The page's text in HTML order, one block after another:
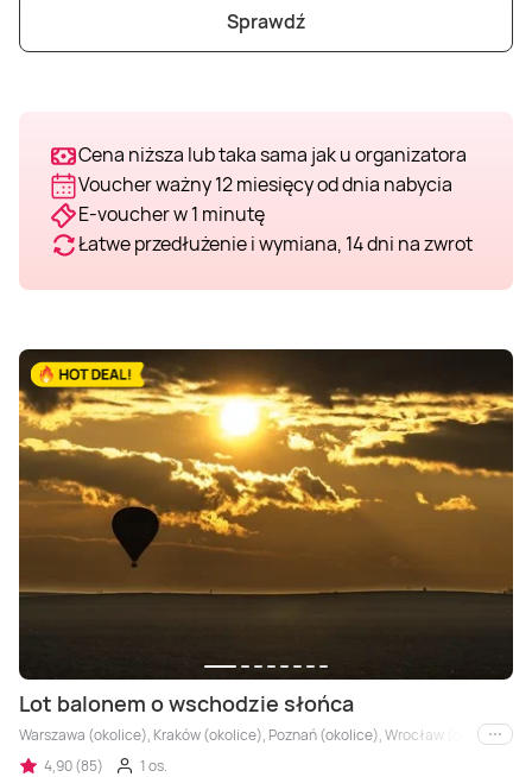
Weekend w SPA
Masaż klasyczny
Masaż sportowy
Masaż Shiatsu
Masaż całego ciała
Masaż czekoladą
Masaż Karku
Pojazdy specjalne
Jazda czołgiem
Pojazdy militarne
Fitness
Wspinaczka
Tenis
Kurs żeglarski
SUP
Sprawdź
Cena niższa lub taka sama jak u organizatora
Voucher ważny 12 miesięcy od dnia nabycia
E-voucher w 1 minutę
Łatwe przedłużenie i wymiana, 14 dni na zwrot
Lot balonem o wschodzie słońca
Warszawa (okolice), Kraków (okolice), Poznań (okolice), Wrocław (okolice),
i inne
4,90 (85)
1 os.